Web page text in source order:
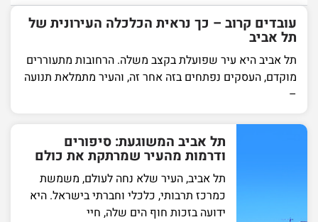
עובדים קרוב – כך נראית הכלכלה העירונית של
תל אביב
תל אביב היא עיר שפועלת בקצב משלה. הרחובות מתעוררים
מוקדם, העסקים נפתחים בזה אחר זה, והעיר מתמלאת תנועה
–
תל אביב המשוגעת: סיפורים
ודרמות מהעיר שמרתקת את כולם
תל אביב, העיר שלא נחה לעולם, משמשת
כמרכז תרבותי, כלכלי וחברתי בישראל. היא
ידועה בזכות חוף הים שלה, חיי